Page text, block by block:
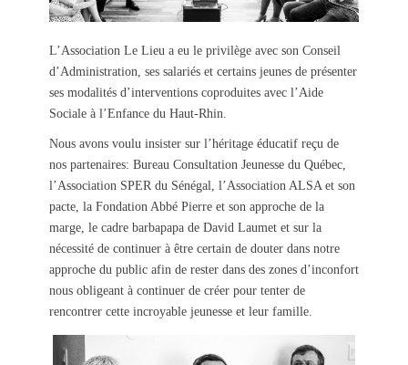
L’Association Le Lieu a eu le privilège avec son Conseil
d’Administration, ses salariés et certains jeunes de présenter
ses modalités d’interventions coproduites avec l’Aide
Sociale à l’Enfance du Haut-Rhin.
Nous avons voulu insister sur l’héritage éducatif reçu de
nos partenaires: Bureau Consultation Jeunesse du Québec,
l’Association SPER du Sénégal, l’Association ALSA et son
pacte, la Fondation Abbé Pierre et son approche de la
marge, le cadre barbapapa de David Laumet et sur la
nécessité de continuer à être certain de douter dans notre
approche du public afin de rester dans des zones d’inconfort
nous obligeant à continuer de créer pour tenter de
rencontrer cette incroyable jeunesse et leur famille.